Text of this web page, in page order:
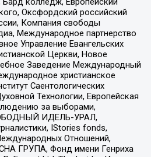
Оксфордский российский
Компания свободы
Международное партнерство
Управление Евангельских
Церкви, Новое
Заведение Международный
христианское
Саентологических
Технологии, Европейская
за выборами,
ИДЕЛЬ-УРАЛ,
IStories fonds,
Отношений,
ГРУПА, Фонд имени Генриха